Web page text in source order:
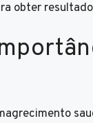
obter